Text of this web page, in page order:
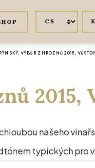
VÝBĚR Z HROZNŮ 2015,
2015,
našeho
typických pro